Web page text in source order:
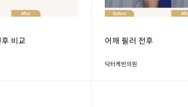
비교 어깨 필러 전후
닥터케빈의원